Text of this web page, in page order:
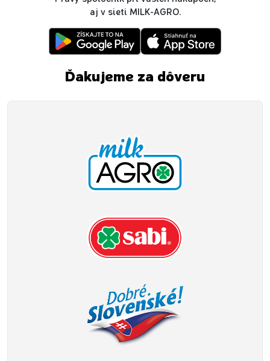
aj v sieti MILK-AGRO.
Ďakujeme za dôveru